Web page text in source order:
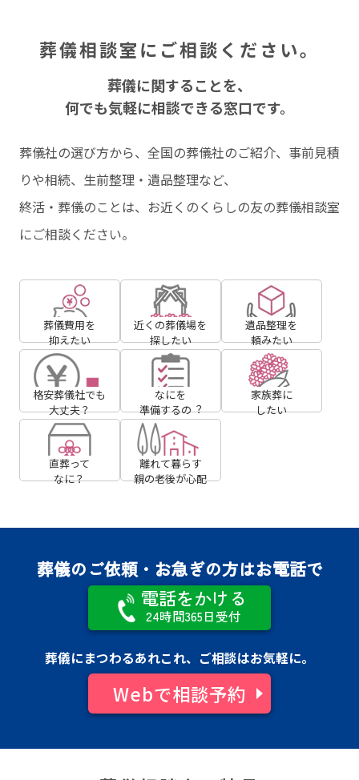
葬儀相談室にご相談ください。
葬儀に関することを、
何でも気軽に相談できる窓⼝です。
葬儀社の選び⽅から、全国の葬儀社のご紹介、事前⾒積
りや相続、⽣前整理・遺品整理など、
終活・葬儀のことは、お近くのくらしの友の葬儀相談室
にご相談ください。
葬儀費用を
抑えたい
近くの葬儀場を
探したい
遺品整理を
頼みたい
格安葬儀社でも
大丈夫？
なにを
準備するの︖
家族葬に
したい
直葬って
なに？
離れて暮らす
親の⽼後が⼼配
葬儀のご依頼・お急ぎの方はお電話で
電話をかける
24時間365日受付
葬儀にまつわるあれこれ、ご相談はお気軽に。
Webで相談予約